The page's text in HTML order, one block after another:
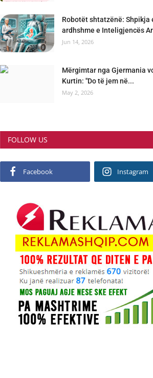
Robotët shtatzënë: Shpikja
ardhshme e Inteligjencës
Jun 14, 2026
Mërgimtar nga Gjermania
Kurtin: "Do të jem në...
May 2, 2026
FOLLOW US
Facebook Instagram